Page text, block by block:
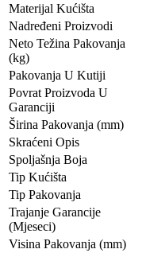
Materijal Kućišta
Nadređeni Proizvodi
Neto Težina Pakovanja
(kg)
Pakovanja U Kutiji
Povrat Proizvoda U
Garanciji
Širina Pakovanja (mm)
Skraćeni Opis
Spoljašnja Boja
Tip Kućišta
Tip Pakovanja
Trajanje Garancije
(Mjeseci)
Visina Pakovanja (mm)